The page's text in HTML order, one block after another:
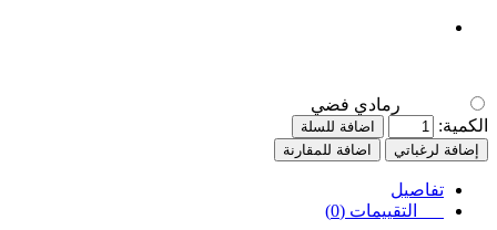
رمادي فضي
الكمية:
اضافة للسلة
إضافة لرغباتي
اضافة للمقارنة
تفاصيل
التقييمات (0)